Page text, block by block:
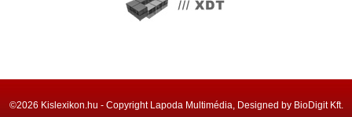
©2026 Kislexikon.hu - Copyright Lapoda Multimédia, Designed by BioDigit Kft.